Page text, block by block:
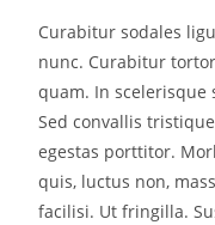
Curabitur sodales
nunc. Curabitur
quam. In scelerisque
Sed convallis
egestas porttitor.
quis, luctus non,
facilisi. Ut fringilla.